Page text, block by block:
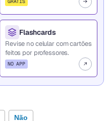
Flashcards
Revise no celular com cartões
feitos por professores.
NO APP
Não